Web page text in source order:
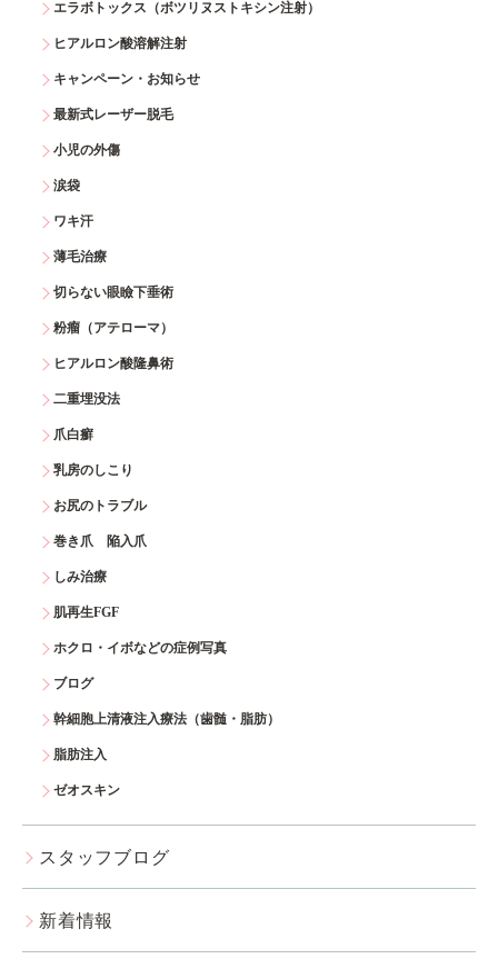
エラボトックス（ボツリヌストキシン注射）
ヒアルロン酸溶解注射
キャンペーン・お知らせ
最新式レーザー脱毛
小児の外傷
涙袋
ワキ汗
薄毛治療
切らない眼瞼下垂術
粉瘤（アテローマ）
ヒアルロン酸隆鼻術
二重埋没法
爪白癬
乳房のしこり
お尻のトラブル
巻き爪 陥入爪
しみ治療
肌再生FGF
ホクロ・イボなどの症例写真
ブログ
幹細胞上清液注入療法（歯髄・脂肪）
脂肪注入
ゼオスキン
スタッフブログ
新着情報